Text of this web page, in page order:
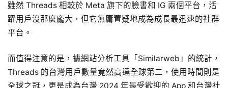
雖然 Threads 相較於 Meta 旗下的臉書和 IG 兩個平台，活
躍用戶沒那麼龐大，但它無庸置疑地成為成長最迅速的社群
平台。
而值得注意的是，據網站分析工具「Similarweb」的統計，
Threads 的台灣用戶數量竟然高達全球第二，使用時間則是
全球之冠，更是成為台灣 2024 年最受歡迎的 App 和台灣社